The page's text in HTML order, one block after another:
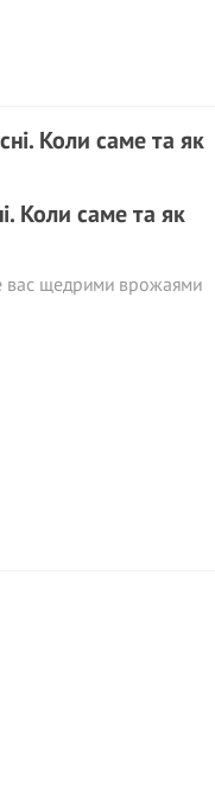
Коли саме та як
вас щедрими врожаями